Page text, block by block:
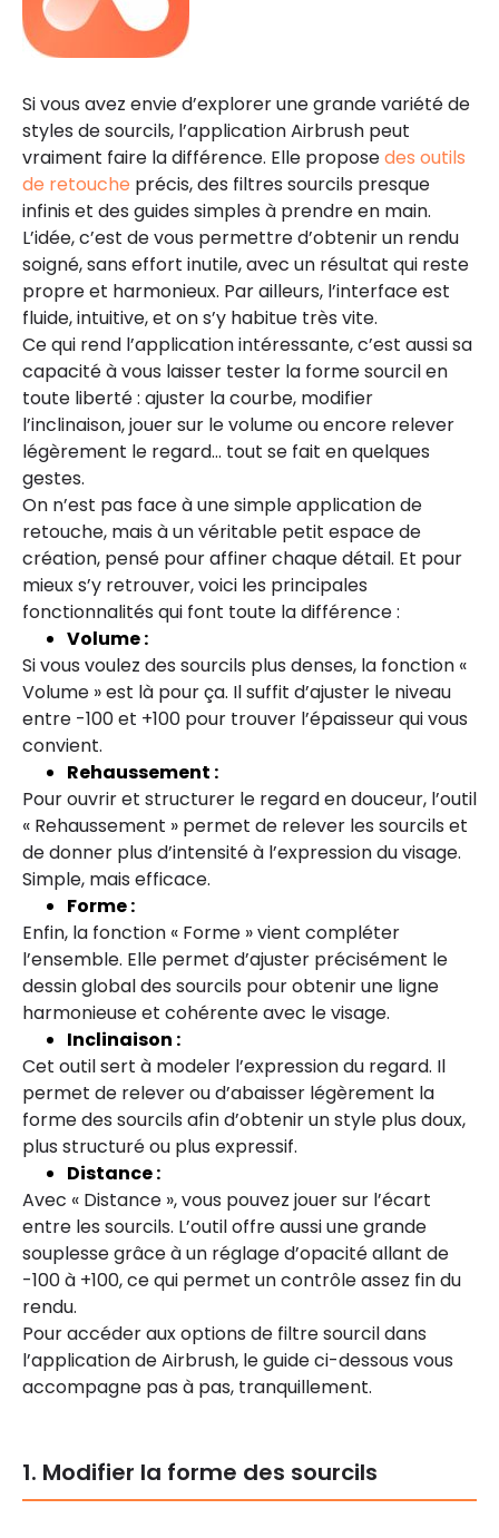
Si vous avez envie d’explorer une grande variété de
styles de sourcils, l’application Airbrush peut
vraiment faire la différence. Elle proposedes outils
de retouche précis, des filtres sourcils presque
infinis et des guides simples à prendre en main.
L’idée, c’est de vous permettre d’obtenir un rendu
soigné, sans effort inutile, avec un résultat qui reste
propre et harmonieux. Par ailleurs, l’interface est
fluide, intuitive, et on s’y habitue très vite.
Ce qui rend l’application intéressante, c’est aussi sa
capacité à vous laisser tester la forme sourcil en
toute liberté : ajuster la courbe, modifier
l’inclinaison, jouer sur le volume ou encore relever
légèrement le regard… tout se fait en quelques
gestes.
On n’est pas face à une simple application de
retouche, mais à un véritable petit espace de
création, pensé pour affiner chaque détail. Et pour
mieux s’y retrouver, voici les principales
fonctionnalités qui font toute la différence :
Volume :
Si vous voulez des sourcils plus denses, la fonction «
Volume » est là pour ça. Il suffit d’ajuster le niveau
entre -100 et +100 pour trouver l’épaisseur qui vous
convient.
Rehaussement :
Pour ouvrir et structurer le regard en douceur, l’outil
« Rehaussement » permet de relever les sourcils et
de donner plus d’intensité à l’expression du visage.
Simple, mais efficace.
Forme :
Enfin, la fonction « Forme » vient compléter
l’ensemble. Elle permet d’ajuster précisément le
dessin global des sourcils pour obtenir une ligne
harmonieuse et cohérente avec le visage.
Inclinaison :
Cet outil sert à modeler l’expression du regard. Il
permet de relever ou d’abaisser légèrement la
forme des sourcils afin d’obtenir un style plus doux,
plus structuré ou plus expressif.
Distance :
Avec « Distance », vous pouvez jouer sur l’écart
entre les sourcils. L’outil offre aussi une grande
souplesse grâce à un réglage d’opacité allant de
-100 à +100, ce qui permet un contrôle assez fin du
rendu.
Pour accéder aux options de filtre sourcil dans
l’application de Airbrush, le guide ci-dessous vous
accompagne pas à pas, tranquillement.
1. Modifier la forme des sourcils